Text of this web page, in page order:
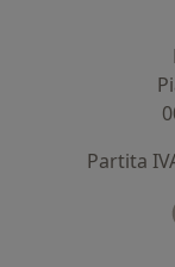
Partita